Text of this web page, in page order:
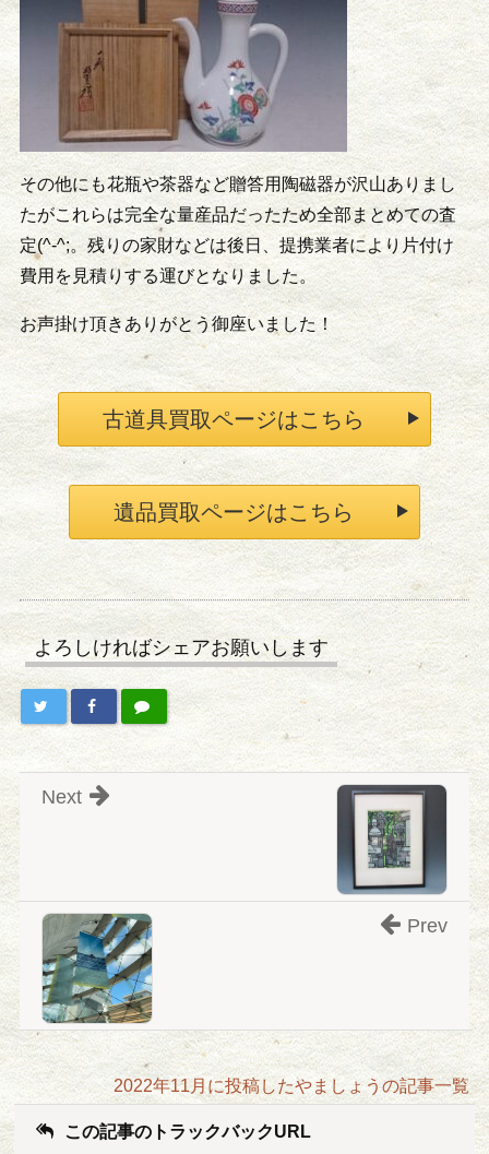
その他にも花瓶や茶器など贈答用陶磁器が沢山ありまし
たがこれらは完全な量産品だったため全部まとめての査
定(^-^;。残りの家財などは後日、提携業者により片付け
費用を見積りする運びとなりました。
お声掛け頂きありがとう御座いました！
古道具買取ページはこちら
遺品買取ページはこちら
よろしければシェアお願いします
Next
Prev
2022年11月に投稿したやましょうの記事一覧
この記事のトラックバックURL